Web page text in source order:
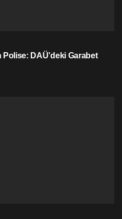
DAÜ’deki Garabet